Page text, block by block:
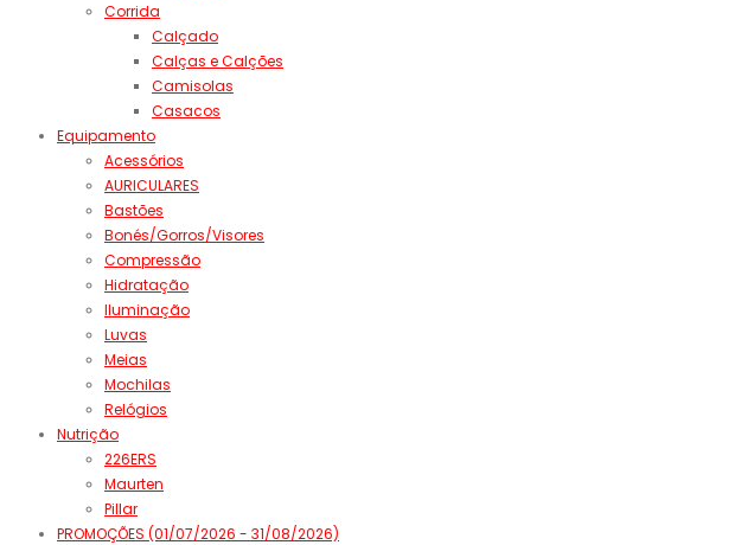
Corrida
Calçado
Calças e Calções
Camisolas
Casacos
Equipamento
Acessórios
AURICULARES
Bastões
Bonés/Gorros/Visores
Compressão
Hidratação
Iluminação
Luvas
Meias
Mochilas
Relógios
Nutrição
226ERS
Maurten
Pillar
PROMOÇÕES (01/07/2026 - 31/08/2026)